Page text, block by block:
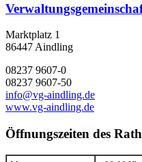
Marktplatz 1
86447 Aindling
08237 9607-0
08237 9607-50
info@vg-aindling.de
www.vg-aindling.de
Öffnungszeiten des